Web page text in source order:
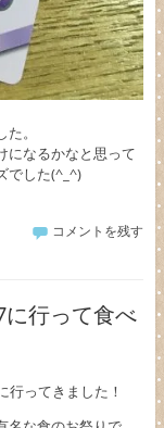
。
になるかなと思って
でした(^_^)
コメントを残す
行って食べ
行ってきました！